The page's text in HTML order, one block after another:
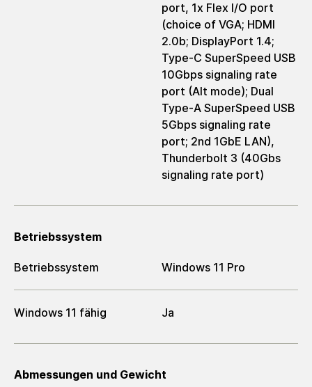
port, 1x Flex I/O port
(choice of VGA; HDMI
2.0b; DisplayPort 1.4;
Type-C SuperSpeed USB
10Gbps signaling rate
port (Alt mode); Dual
Type-A SuperSpeed USB
5Gbps signaling rate
port; 2nd 1GbE LAN),
Thunderbolt 3 (40Gbs
signaling rate port)
Betriebssystem
Betriebssystem Windows 11 Pro
Windows 11 fähig Ja
Abmessungen und Gewicht